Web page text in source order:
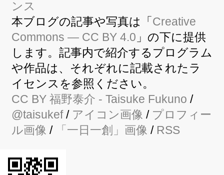
本ブログの記事や写真は「Creative
Commons — CC BY 4.0 」の下に提供
します。記事内で紹介するプログラム
や作品は、それぞれに記載されたラ
イセンスを参照ください。
CC BY 福野泰介 - Taisuke Fukuno /
@taisukef/ アイコン画像 / プロフィー
ル画像 / 「一日一創」画像 / RSS